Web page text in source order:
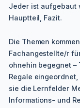
Jeder ist aufgebaut
Hauptteil, Fazit.
Die Themen
Fachangestellte/r
ohnehin begegnet –
Regale
sie die Lernfelder
Informations- und